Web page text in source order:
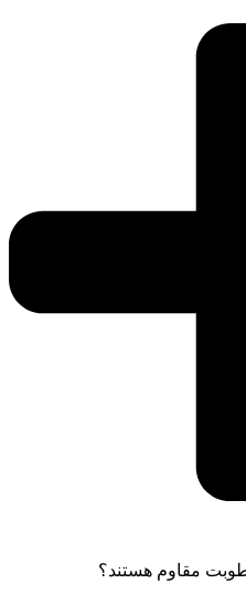
مقاوم هستند؟